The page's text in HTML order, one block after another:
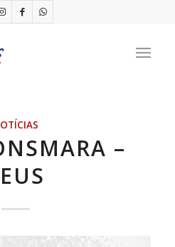
–